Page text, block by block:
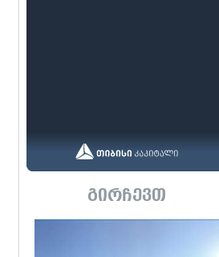
გირჩევთ